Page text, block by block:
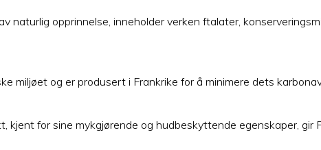
naturlig opprinnelse, inneholder verken ftalater,
miljøet og er produsert i Frankrike for å minimere dets
kjent for sine mykgjørende og hudbeskyttende egenskaper,